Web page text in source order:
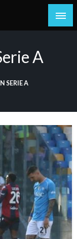
A
SERIE A